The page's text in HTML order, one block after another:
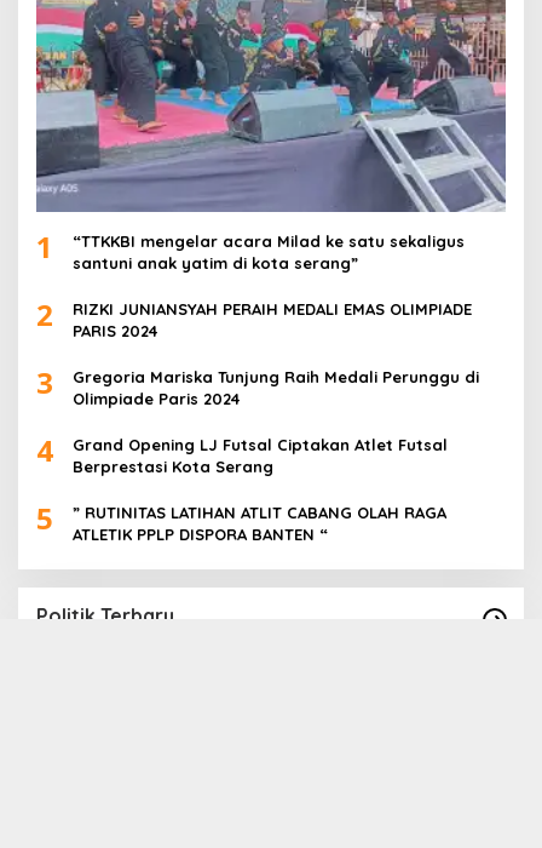
1
“TTKKBI mengelar acara Milad ke satu sekaligus
santuni anak yatim di kota serang”
2
RIZKI JUNIANSYAH PERAIH MEDALI EMAS OLIMPIADE
PARIS 2024
3
Gregoria Mariska Tunjung Raih Medali Perunggu di
Olimpiade Paris 2024
4
Grand Opening LJ Futsal Ciptakan Atlet Futsal
Berprestasi Kota Serang
5
” RUTINITAS LATIHAN ATLIT CABANG OLAH RAGA
ATLETIK PPLP DISPORA BANTEN “
Politik Terbaru